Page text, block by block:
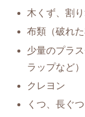
木くず、割
布類（破れ
少量のプラ
ラップなど）
クレヨン
くつ、長ぐつ